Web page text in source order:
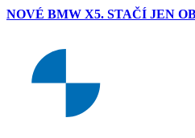
NOVÉ BMW X5. STAČÍ JEN